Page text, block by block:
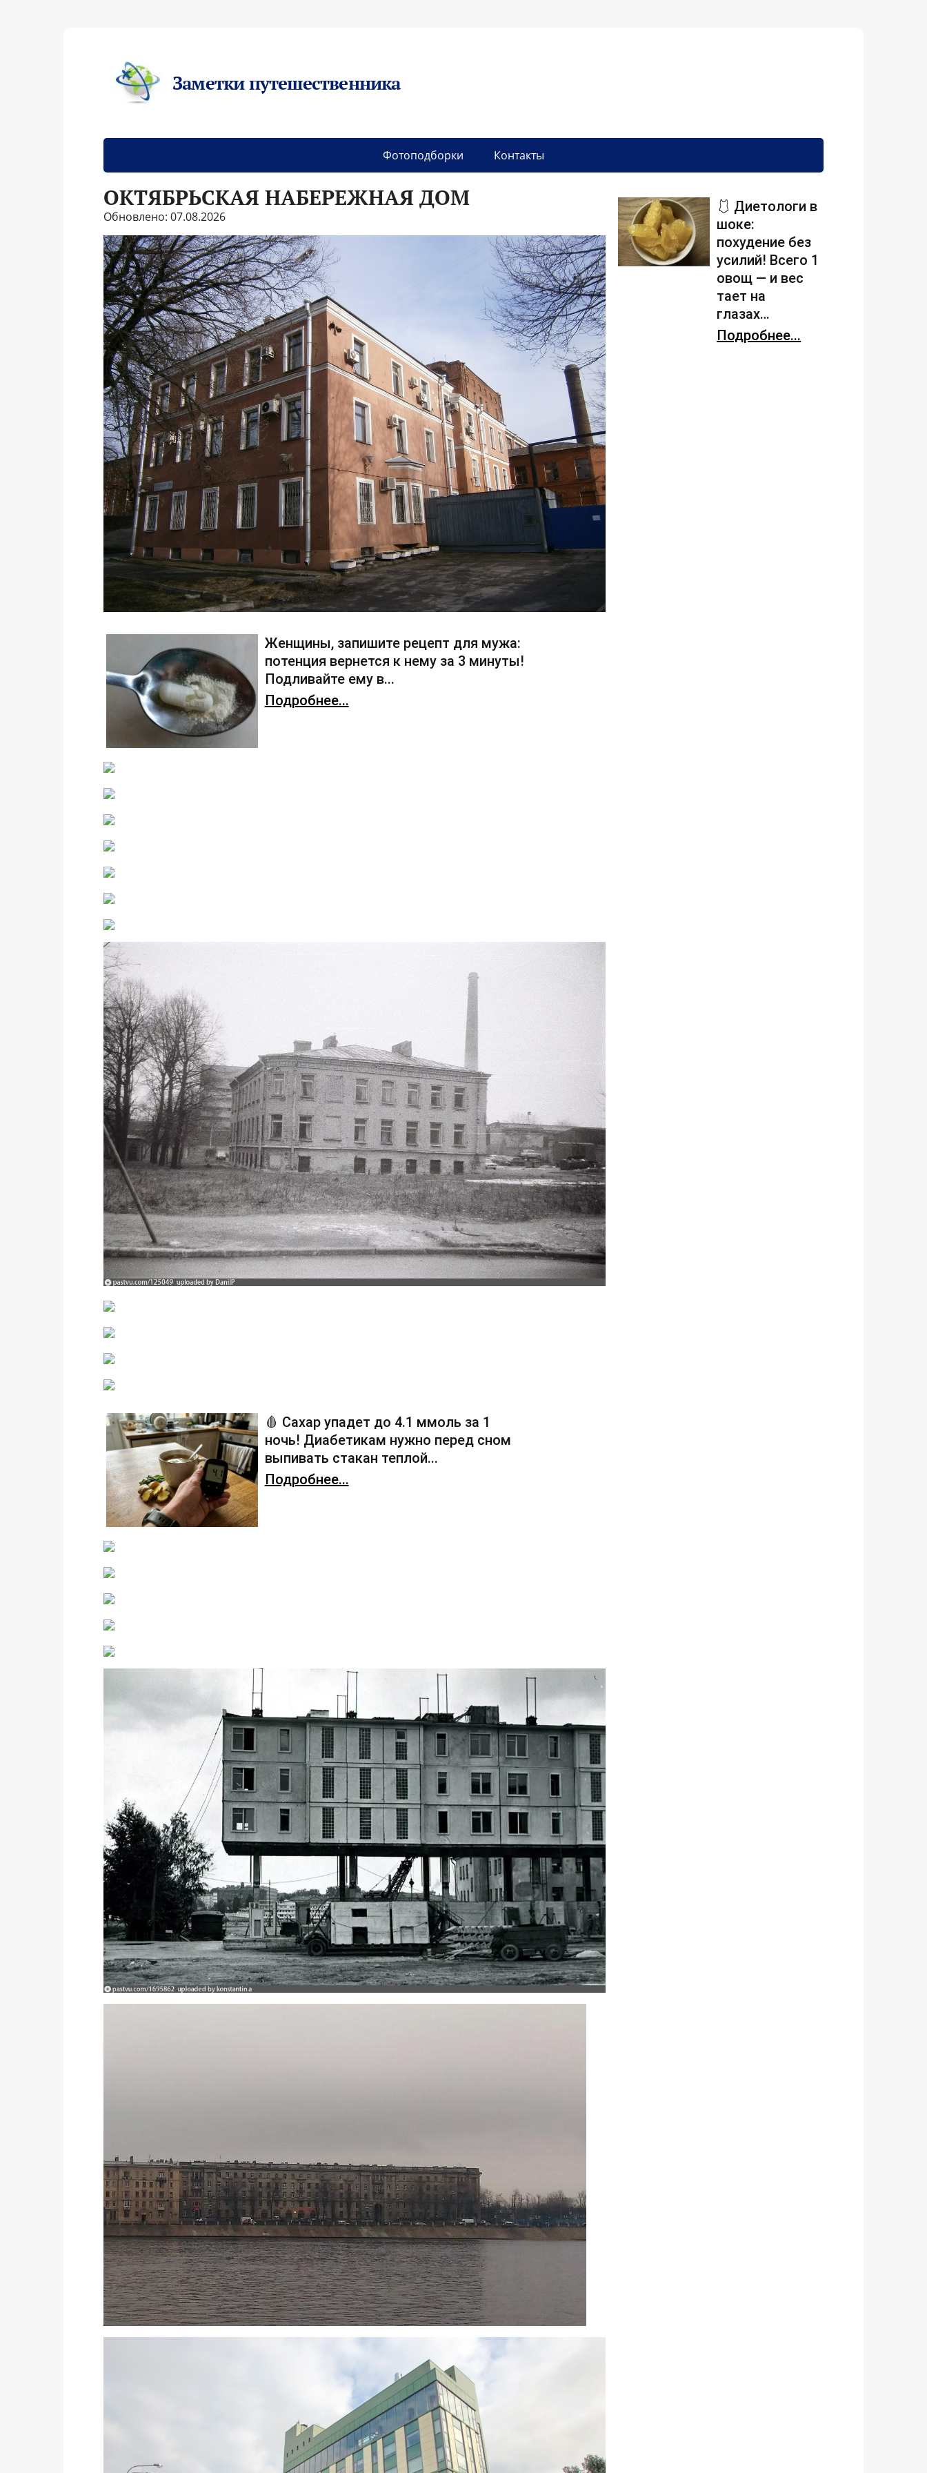
Заметки путешественника
Фотоподборки Контакты
ОКТЯБРЬСКАЯ НАБЕРЕЖНАЯ ДОМ
Обновлено: 07.08.2026
Женщины, запишите рецепт для мужа:
потенция вернется к нему за 3 минуты!
Подливайте ему в...
Подробнее...
🩸 Сахар упадет до 4.1 ммоль за 1
ночь! Диабетикам нужно перед сном
выпивать стакан теплой...
Подробнее...
🩱 Диетологи в
шоке:
похудение без
усилий! Всего 1
овощ — и вес
тает на
глазах…
Подробнее...